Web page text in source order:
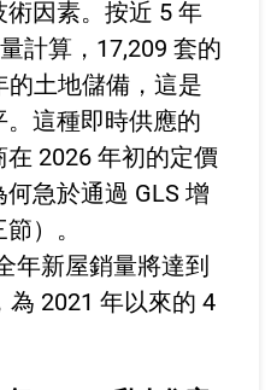
因素。按近 5 年
計算，17,209 套的
的土地儲備，這是
這種即時供應的
2026 年初的定價
急於通過 GLS 增
）。
年新屋銷量將達到
為 2021 年以來的 4